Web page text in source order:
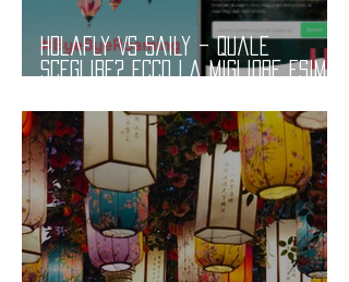
Holafly VS Saily – Quale
Sceglire? Ecco la Migliore eSIM